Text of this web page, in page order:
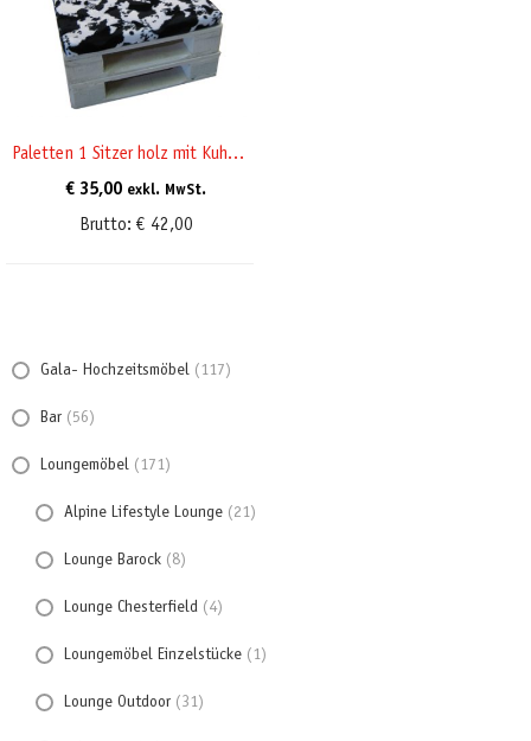
Paletten 1 Sitzer holz mit Kuhfellauflage
€ 35,00 exkl. MwSt.
Brutto: € 42,00
Gala- Hochzeitsmöbel (117)
Bar (56)
Loungemöbel (171)
Alpine Lifestyle Lounge (21)
Lounge Barock (8)
Lounge Chesterfield (4)
Loungemöbel Einzelstücke (1)
Lounge Outdoor (31)